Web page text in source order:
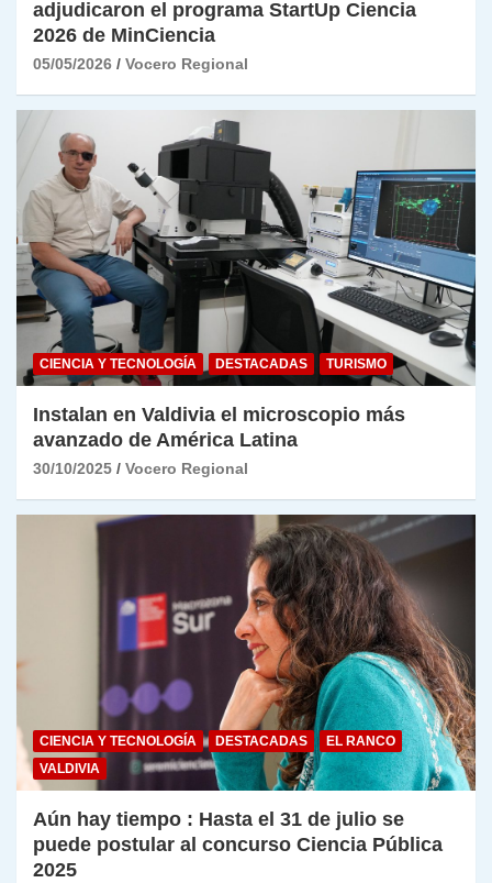
adjudicaron el programa StartUp Ciencia
2026 de MinCiencia
05/05/2026 Vocero Regional
CIENCIA Y TECNOLOGÍA DESTACADAS TURISMO
Instalan en Valdivia el microscopio más
avanzado de América Latina
30/10/2025 Vocero Regional
CIENCIA Y TECNOLOGÍA DESTACADAS
EL RANCO
VALDIVIA
Aún hay tiempo : Hasta el 31 de julio se
puede postular al concurso Ciencia Pública
2025